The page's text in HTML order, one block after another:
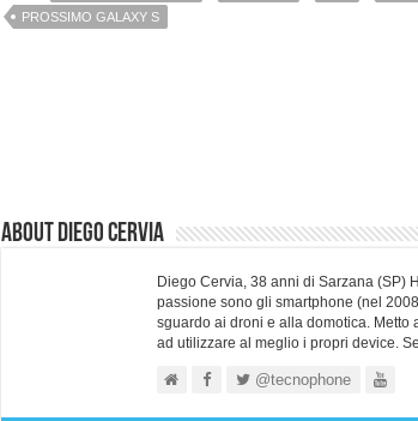
PROSSIMO GALAXY S
About Diego Cervia
Diego Cervia, 38 anni di Sarzana (SP)
passione sono gli smartphone (nel
sguardo ai droni e alla domotica.
ad utilizzare al meglio i propri device.
@tecnophone